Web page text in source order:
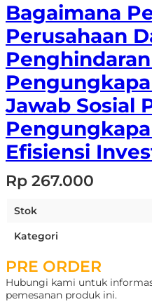
Bagaimana
Perusahaan
Jawab Sosial
Efisiensi
Rp 267.000
Stok
Kategori
PRE ORDER
Hubungi kami untuk
pemesanan produk ini.